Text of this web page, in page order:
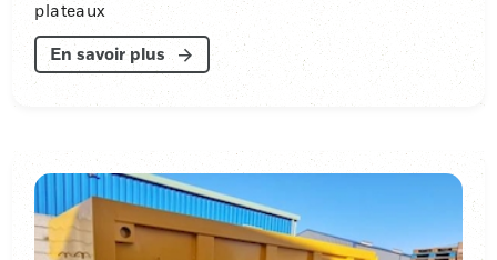
plateaux
En savoir plus